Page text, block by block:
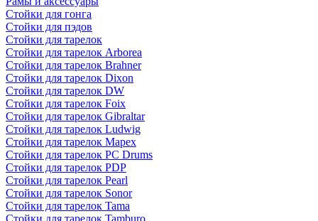
Стойки для гонга
Стойки для пэдов
Стойки для тарелок
Стойки для тарелок Arborea
Стойки для тарелок Brahner
Стойки для тарелок Dixon
Стойки для тарелок DW
Стойки для тарелок Foix
Стойки для тарелок Gibraltar
Стойки для тарелок Ludwig
Стойки для тарелок Mapex
Стойки для тарелок PC Drums
Стойки для тарелок PDP
Стойки для тарелок Pearl
Стойки для тарелок Sonor
Стойки для тарелок Tama
Стойки для тарелок Tamburo